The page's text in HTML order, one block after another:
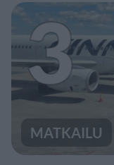
3
MATKAILU